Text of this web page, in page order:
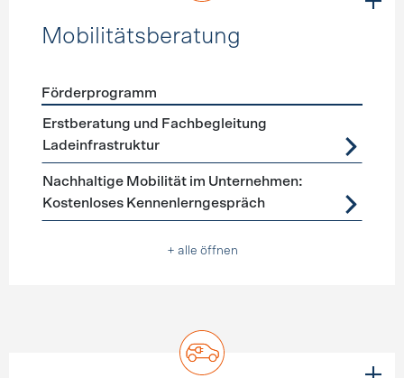
Mobilitätsberatung
Förderprogramme Mobilitätsberatung
Förderprogramm
Erstberatung und Fachbegleitung
Ladeinfrastruktur
Nachhaltige Mobilität im Unternehmen:
Kostenloses Kennenlerngespräch
+ alle öffnen